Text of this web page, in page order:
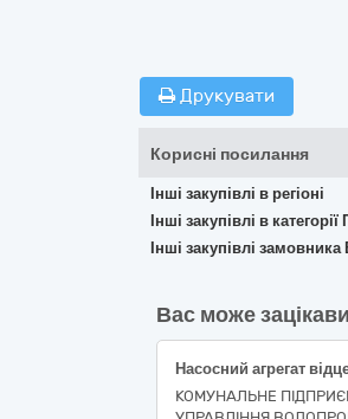
Друкувати
Корисні посилання
Інші закупівлі в регіоні
Інші закупівлі в
Інші закупівлі
Вас може
КОМУНАЛЬНЕ